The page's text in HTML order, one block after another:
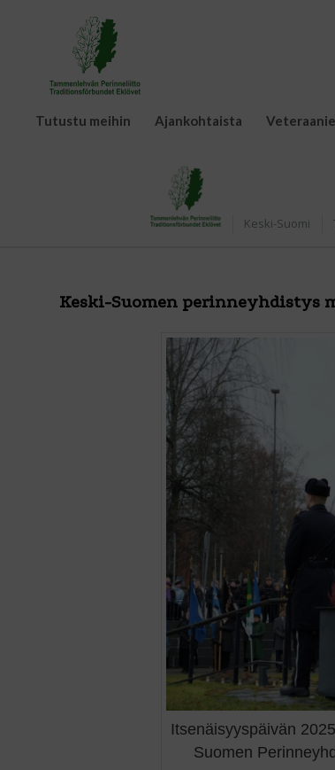
Tutustu meihin Ajankohtaista
Keski-Suomi
Keski-Suomen perinneyhdistys
Itsenäisyyspäivän
Suomen